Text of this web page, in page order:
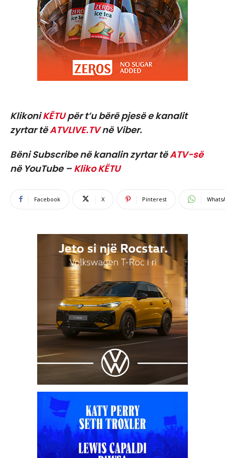
KlikoniKËTUpër t’u bërë pjesë e kanalit
zyrtar tëATVLIVE.TVnë Viber.
Bëni Subscribe në kanalin zyrtar tëATV-së
në YouTube – Kliko KËTU
Facebook X Pinterest